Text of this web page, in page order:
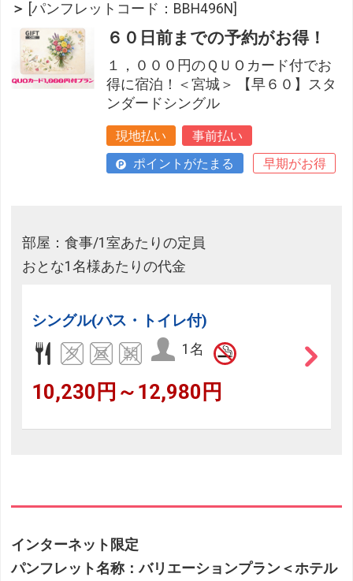
＞ [パンフレットコード：BBH496N]
６０日前までの予約がお得！
１，０００円のＱＵＯカード付でお
得に宿泊！＜宮城＞ 【早６０】スタ
ンダードシングル
現地払い
事前払い
ポイントがたまる
早期がお得
部屋：食事/1室あたりの定員
おとな1名様あたりの代金
シングル(バス・トイレ付)
1名
10,230円～12,980円
インターネット限定
パンフレット名称：バリエーションプラン＜ホテル